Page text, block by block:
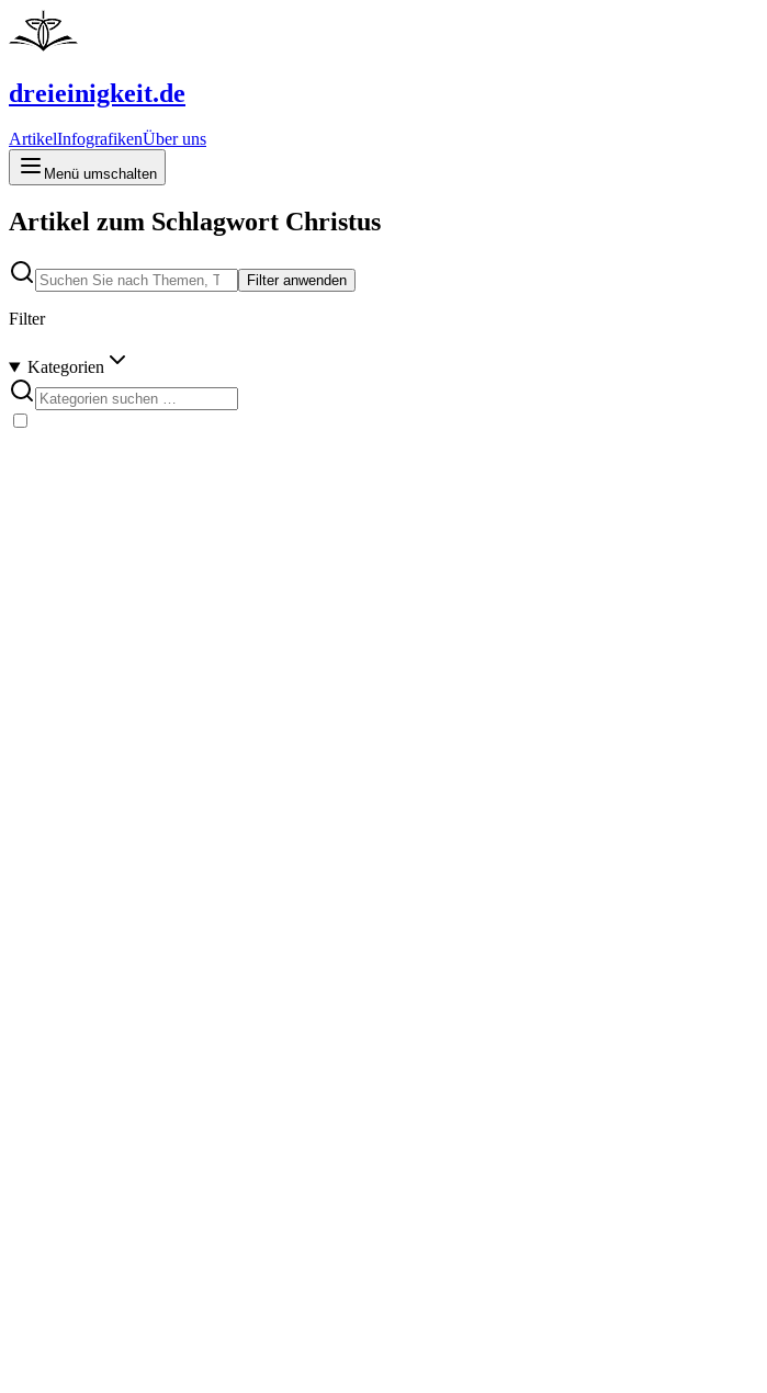
dreieinigkeit.de
ArtikelInfografikenÜber uns
Menü umschalten
Artikel zum Schlagwort Christus
Filter anwenden
Filter
Kategorien